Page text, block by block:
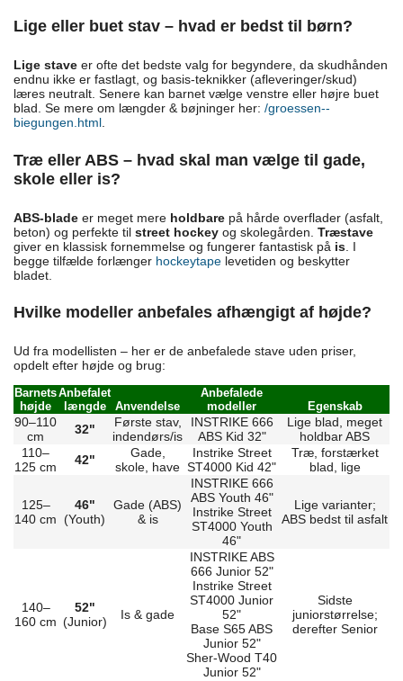
Lige eller buet stav – hvad er bedst til børn?
Lige stave er ofte det bedste valg for begyndere, da skudhånden
endnu ikke er fastlagt, og basis-teknikker (afleveringer/skud)
læres neutralt. Senere kan barnet vælge venstre eller højre buet
blad. Se mere om længder & bøjninger her: /groessen--
biegungen.html
Træ eller ABS – hvad skal man vælge til gade,
skole eller is?
ABS-blade er meget mere holdbare på hårde overflader (asfalt,
beton) og perfekte til street hockey og skolegården. Træstave
giver en klassisk fornemmelse og fungerer fantastisk på is . I
begge tilfælde forlænger hockeytape levetiden og beskytter
bladet.
Hvilke modeller anbefales afhængigt af højde?
Ud fra modellisten – her er de anbefalede stave uden priser,
opdelt efter højde og brug:
Barnets
højde
Anbefalet
længde
Anvendelse
Anbefalede
modeller
Egenskab
90–110
cm
32"
Første stav,
indendørs/is
INSTRIKE 666
ABS Kid 32"
Lige blad, meget
holdbar ABS
110–
125 cm
42"
Gade,
skole, have
Instrike Street
ST4000 Kid 42"
Træ, forstærket
blad, lige
125–
140 cm
46"
(Youth)
Gade (ABS)
& is
INSTRIKE 666
ABS Youth 46"
Instrike Street
ST4000 Youth
46"
Lige varianter;
ABS bedst til asfalt
140–
160 cm
52"
(Junior)
Is & gade
INSTRIKE ABS
666 Junior 52"
Instrike Street
ST4000 Junior
52"
Base S65 ABS
Junior 52"
Sher-Wood T40
Junior 52"
Sidste
juniorstørrelse;
derefter Senior